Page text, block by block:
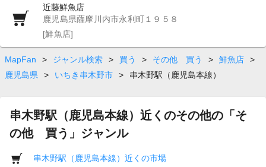
近藤鮮魚店
鹿児島県薩摩川内市永利町１９５８
[鮮魚店]
MapFan > ジャンル検索 > 買う > その他 買う > 鮮魚店
>
鹿児島県
> いちき串木野市 > 串木野駅（鹿児島本線）
串木野駅（鹿児島本線）近くのその他の「そ
の他 買う」ジャンル
串木野駅（鹿児島本線）近くの市場